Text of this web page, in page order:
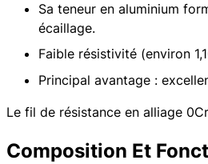
Sa teneur en aluminium
écaillage.
Faible résistivité (environ
Principal avantage :
Le fil de résistance en alliage
Composition Et